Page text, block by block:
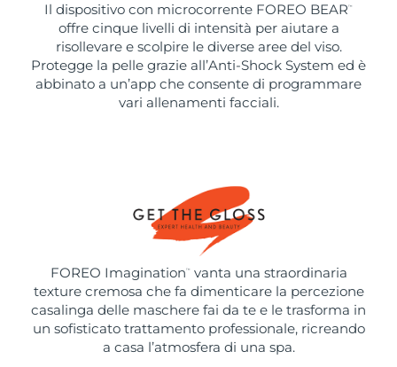
Il dispositivo con microcorrente FOREO BEAR ™
offre cinque livelli di intensità per aiutare a
risollevare e scolpire le diverse aree del viso.
Protegge la pelle grazie all’Anti-Shock System ed è
abbinato a un’app che consente di programmare
vari allenamenti facciali.
FOREO Imagination ™
vanta una straordinaria
texture cremosa che fa dimenticare la percezione
casalinga delle maschere fai da te e le trasforma in
un sofisticato trattamento professionale, ricreando
a casa l’atmosfera di una spa.